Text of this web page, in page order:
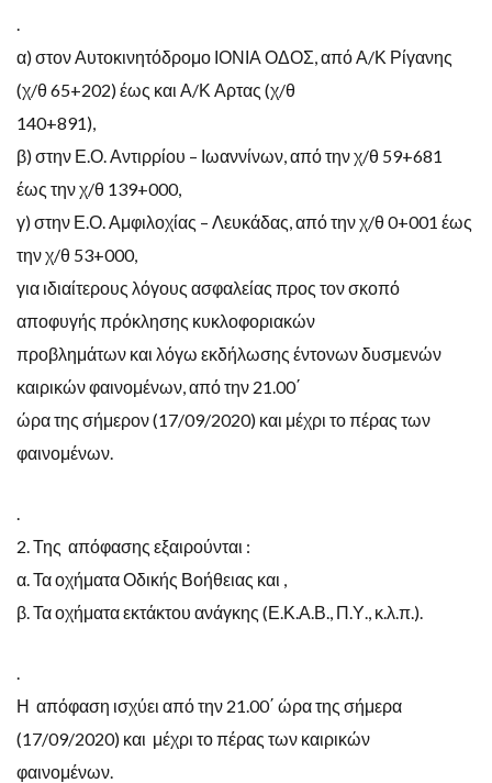
.
α) στον Αυτοκινητόδρομο ΙΟΝΙΑ ΟΔΟΣ, από Α/Κ Ρίγανης
(χ/θ 65+202) έως και Α/Κ Αρτας (χ/θ
140+891),
β) στην Ε.Ο. Αντιρρίου – Ιωαννίνων, από την χ/θ 59+681
έως την χ/θ 139+000,
γ) στην Ε.Ο. Αμφιλοχίας – Λευκάδας, από την χ/θ 0+001 έως
την χ/θ 53+000,
για ιδιαίτερους λόγους ασφαλείας προς τον σκοπό
αποφυγής πρόκλησης κυκλοφοριακών
προβλημάτων και λόγω εκδήλωσης έντονων δυσμενών
καιρικών φαινομένων, από την 21.00΄
ώρα της σήμερον (17/09/2020) και μέχρι το πέρας των
φαινομένων.
.
2. Της απόφασης εξαιρούνται :
α. Τα οχήματα Οδικής Βοήθειας και ,
β. Τα οχήματα εκτάκτου ανάγκης (Ε.Κ.Α.Β., Π.Υ., κ.λ.π.).
.
Η απόφαση ισχύει από την 21.00΄ ώρα της σήμερα
(17/09/2020) και μέχρι το πέρας των καιρικών
φαινομένων.